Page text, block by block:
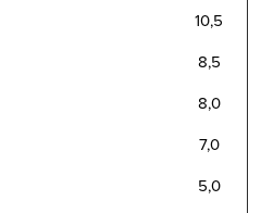
10,5
8,5
8,0
7,0
5,0